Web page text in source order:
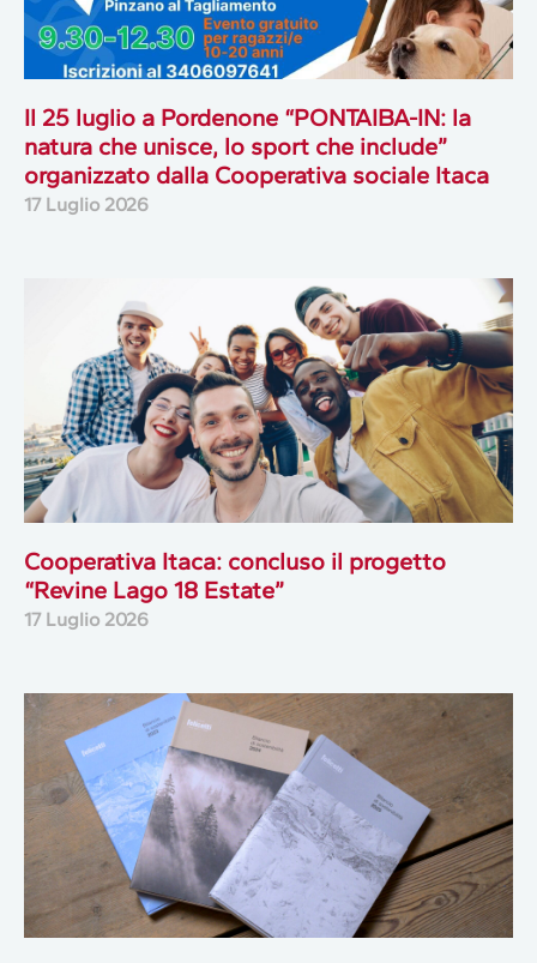
Il 25 luglio a Pordenone “PONTAIBA-IN: la
natura che unisce, lo sport che include”
organizzato dalla Cooperativa sociale Itaca
17 Luglio 2026
Cooperativa Itaca: concluso il progetto
“Revine Lago 18 Estate”
17 Luglio 2026